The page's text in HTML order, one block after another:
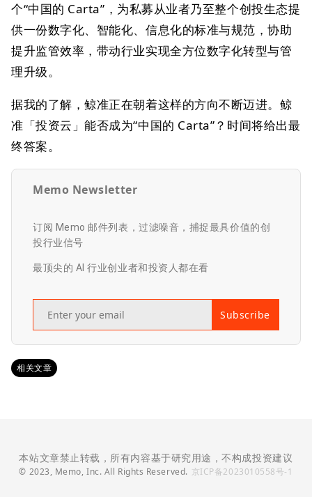
个“中国的 Carta”，为私募从业者乃至整个创投生态提
供一份数字化、智能化、信息化的标准与规范，协助
提升监管效率，带动行业实现全方位数字化转型与管
理升级。
据我的了解，鲸准正在朝着这样的方向不断迈进。鲸
准「投资云」能否成为“中国的 Carta”？时间将给出最
终答案。
Memo Newsletter
订阅 Memo 邮件列表，过滤噪音，捕捉最具价值的创
投行业信号
最顶尖的 AI 行业创业者和投资人都在看
Subscribe
相关文章
本站文章禁止转载，所有内容基于研究用途，不构成投资建议
© 2023, Memo, Inc. All Rights Reserved. 京ICP备2023010558号-1